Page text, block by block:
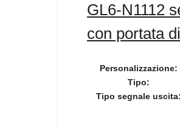
GL6-N1112
con portata
Personalizzazione:
Tipo:
Tipo segnale uscita: